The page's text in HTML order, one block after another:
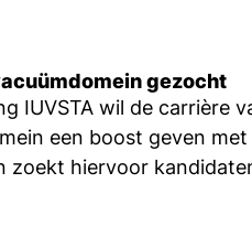
gezocht
IUVSTA wil de carrière
een boost geven
zoekt hiervoor